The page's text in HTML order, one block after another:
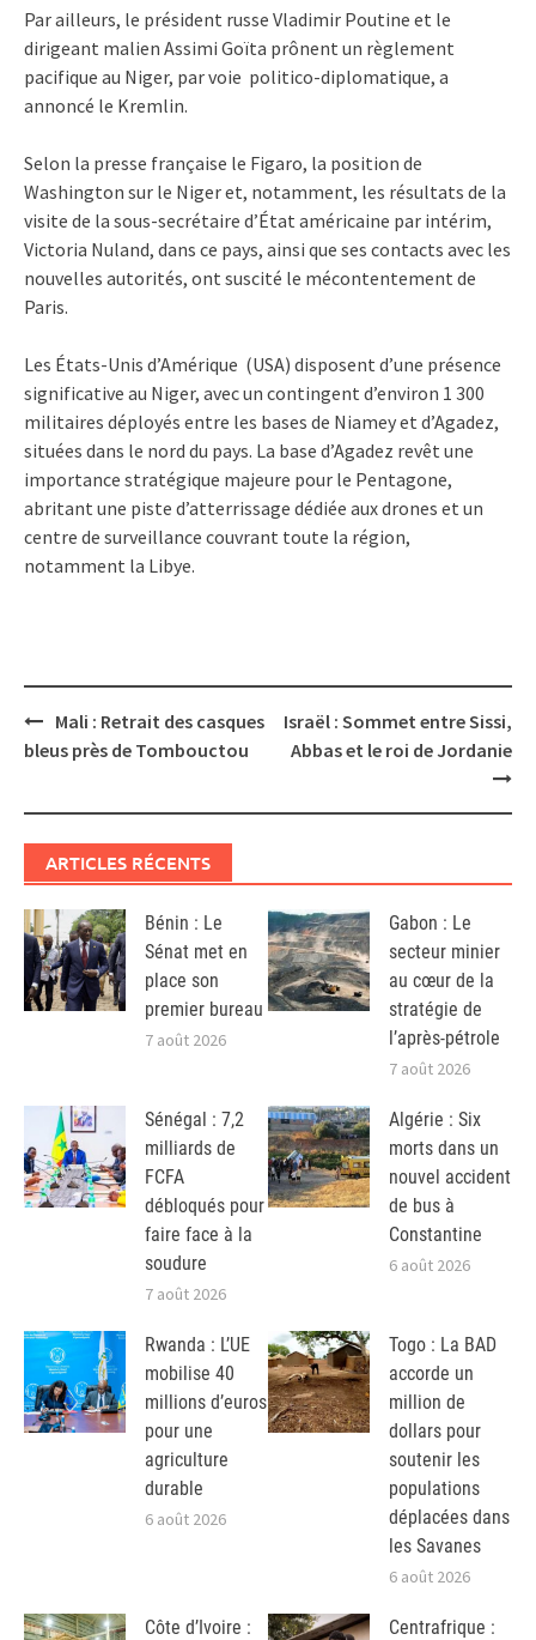
Par ailleurs, le président russe Vladimir Poutine et le
dirigeant malien Assimi Goïta prônent un règlement
pacifique au Niger, par voie politico-diplomatique, a
annoncé le Kremlin.
Selon la presse française le Figaro, la position de
Washington sur le Niger et, notamment, les résultats de la
visite de la sous-secrétaire d’État américaine par intérim,
Victoria Nuland, dans ce pays, ainsi que ses contacts avec les
nouvelles autorités, ont suscité le mécontentement de
Paris.
Les États-Unis d’Amérique (USA) disposent d’une présence
significative au Niger, avec un contingent d’environ 1 300
militaires déployés entre les bases de Niamey et d’Agadez,
situées dans le nord du pays. La base d’Agadez revêt une
importance stratégique majeure pour le Pentagone,
abritant une piste d’atterrissage dédiée aux drones et un
centre de surveillance couvrant toute la région,
notamment la Libye.
Post
navigation
Mali : Retrait des casques
bleus près de Tombouctou
Israël : Sommet entre Sissi,
Abbas et le roi de Jordanie
ARTICLES RÉCENTS
Bénin : Le
Sénat met en
place son
premier bureau
7 août 2026
Gabon : Le
secteur minier
au cœur de la
stratégie de
l’après-pétrole
7 août 2026
Sénégal : 7,2
milliards de
FCFA
débloqués pour
faire face à la
soudure
7 août 2026
Algérie : Six
morts dans un
nouvel accident
de bus à
Constantine
6 août 2026
Rwanda : L’UE
mobilise 40
millions d’euros
pour une
agriculture
durable
6 août 2026
Togo : La BAD
accorde un
million de
dollars pour
soutenir les
populations
déplacées dans
les Savanes
6 août 2026
Côte d’Ivoire :
Centrafrique :